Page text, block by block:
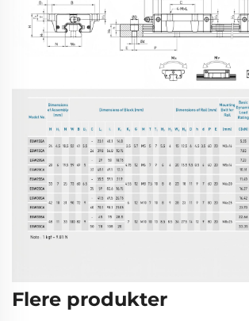
Flere produkter